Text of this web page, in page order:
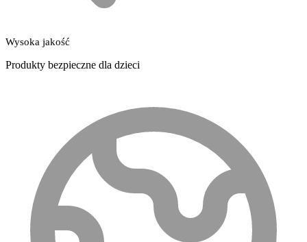
Wysoka jakość
Produkty bezpieczne dla dzieci